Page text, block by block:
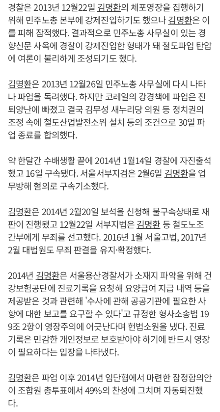
경찰은 2013년 12월22일 김명환의 체포영장을 집행하기
위해 민주노총 본부에 강제진입하기도 했으나김명환은 이
를 피해 잠적했다. 결과적으로 민주노총 사무실이 있는 경
향신문 사옥에 경찰이 강제진입한 형태가 돼 철도파업 탄압
에 여론이 불리하게 조성되기도 했다.
김명환은 2013년 12월26일 민주노총 사무실에 다시 나타
나 파업을 독려했다. 하지만 코레일의 강경책에 파업은 진
퇴양난에 빠졌고 결국 김무성 새누리당 의원 등 정치권의
조정 속에 철도산업발전소위 설치 등의 조건으로 30일 파
업 종료를 합의했다.
약 한달간 수배생활 끝에 2014년 1월14일 경찰에 자진출석
했고 16일 구속됐다. 서울서부지검은 2월6일 김명환을 업
무방해 혐의로 구속기소했다.
김명환은 2014년 2월20일 보석을 신청해 불구속상태로 재
판이 진행됐고 12월22일 서부지법은김명환 등 철도노조
간부에게 무죄를 선고했다. 2016년 1월 서울고법, 2017년
2월 대법원도 무죄 판결을 유지·확정했다.
2014년 김명환은 서울용산경찰서가 소재지 파악을 위해 건
강보험공단에 진료기록을 요청해 요양급여 지급 내역 등을
제공받은 것과 관련해 '수사에 관해 공공기관에 필요한 사
항에 대한 보고를 요구할 수 있다'고 규정한 형사소송법 19
9조 2항이 영장주의에 어긋난다며 헌법소원을 냈다. 진료
기록은 민감한 개인정보로 보호받아야 하기에 반드시 영장
이 필요하다는 입장을 나타냈다.
김명환은 파업 이후 2014년 임단협에서 마련한 잠정합의안
이 조합원 총투표에서 49%의 찬성에 그치며 자동퇴진했
다.